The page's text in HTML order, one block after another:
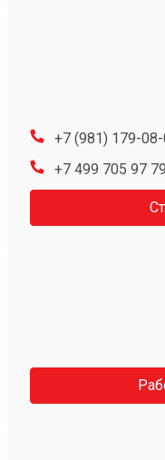
+7 (981) 179-
+7 499 705 97